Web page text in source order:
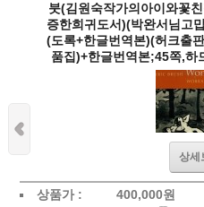
붓(김원숙작가의아이와꽃
증한희귀도서)(박완서님고
(도록+한글번역본)(허크출
품집)+한글번역본;45쪽,하
상세
상품가 : 400,000원